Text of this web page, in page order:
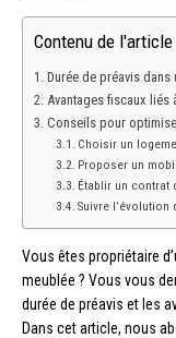
Contenu de l'article
Durée de préavis
Avantages fiscaux liés
Conseils pour
Choisir un
Proposer un
Établir un contrat
Suivre l’évolution
Vous êtes propriétaire
meublée ? Vous vous
durée de préavis et les
Dans cet article, nous